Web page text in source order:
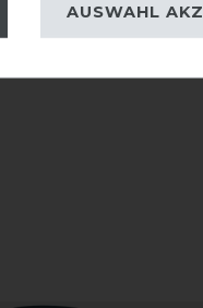
AUSWAHL